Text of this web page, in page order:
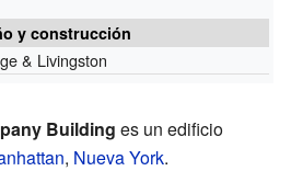
y construcción
& Livingston
Building es un edificio
, Nueva York.